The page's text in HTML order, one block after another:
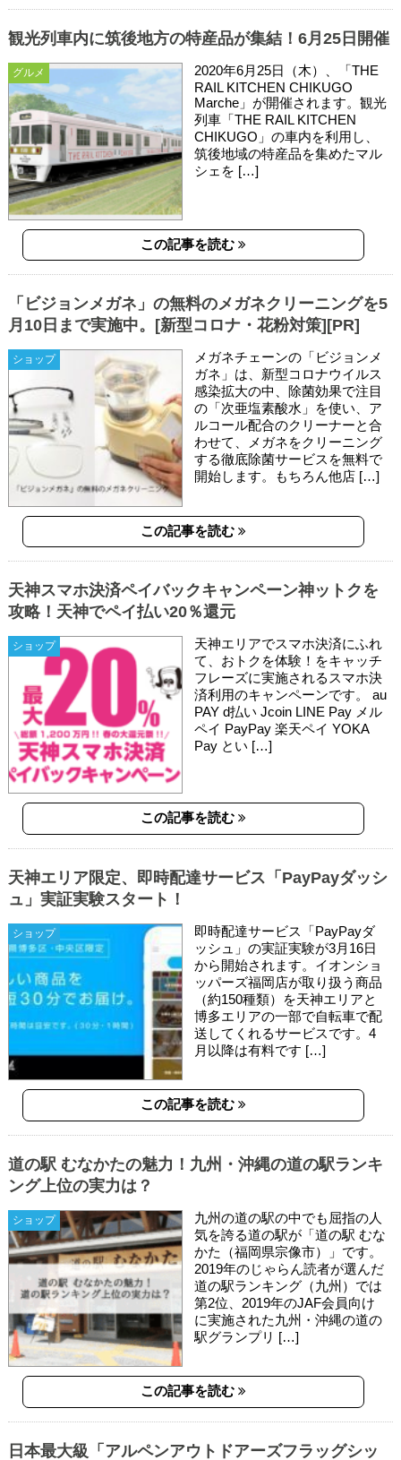
グルメ
観光列車内に筑後地方の特産品が集結！6月25日開催
2020年6月25日（木）、「THE
RAIL KITCHEN CHIKUGO
Marche」が開催されます。観光
列車「THE RAIL KITCHEN
CHIKUGO」の車内を利用し、
筑後地域の特産品を集めたマル
シェを […]
この記事を読む
ショップ
「ビジョンメガネ」の無料のメガネクリーニングを5
月10日まで実施中。[新型コロナ・花粉対策][PR]
メガネチェーンの「ビジョンメ
ガネ」は、新型コロナウイルス
感染拡大の中、除菌効果で注目
の「次亜塩素酸水」を使い、ア
ルコール配合のクリーナーと合
わせて、メガネをクリーニング
する徹底除菌サービスを無料で
開始します。もちろん他店 […]
この記事を読む
ショップ
天神スマホ決済ペイバックキャンペーン神ットクを
攻略！天神でペイ払い20％還元
天神エリアでスマホ決済にふれ
て、おトクを体験！をキャッチ
フレーズに実施されるスマホ決
済利用のキャンペーンです。 au
PAY d払い Jcoin LINE Pay メル
ペイ PayPay 楽天ペイ YOKA
Pay とい […]
この記事を読む
ショップ
天神エリア限定、即時配達サービス「PayPayダッシ
ュ」実証実験スタート！
即時配達サービス「PayPayダ
ッシュ」の実証実験が3月16日
から開始されます。イオンショ
ッパーズ福岡店が取り扱う商品
（約150種類）を天神エリアと
博多エリアの一部で自転車で配
送してくれるサービスです。4
月以降は有料です […]
この記事を読む
ショップ
道の駅 むなかたの魅力！九州・沖縄の道の駅ランキ
ング上位の実力は？
九州の道の駅の中でも屈指の人
気を誇る道の駅が「道の駅 むな
かた（福岡県宗像市）」です。
2019年のじゃらん読者が選んだ
道の駅ランキング（九州）では
第2位、2019年のJAF会員向け
に実施された九州・沖縄の道の
駅グランプリ […]
この記事を読む
日本最大級「アルペンアウトドアーズフラッグシッ